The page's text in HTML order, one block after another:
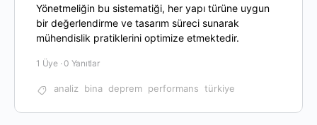
Yönetmeliğin bu sistematiği, her yapı türüne uygun
bir değerlendirme ve tasarım süreci sunarak
mühendislik pratiklerini optimize etmektedir.
1 Üye ·0 Yanıtlar
analiz bina deprem performans türkiye